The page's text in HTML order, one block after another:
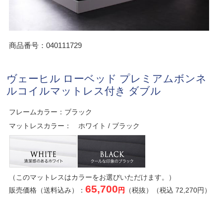
商品番号：040111729
ヴェーヒル ローベッド プレミアムボンネ
ルコイルマットレス付き ダブル
フレームカラー：ブラック
マットレスカラー： ホワイト / ブラック
（このマットレスはカラーをお選びいただけます。）
販売価格（送料込み）：65,700円 （税抜）（税込 72,270円）